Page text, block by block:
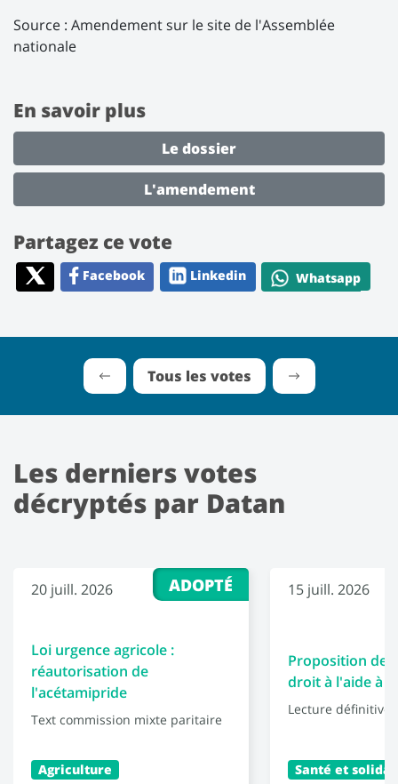
Source : Amendement sur le site de l'Assemblée
nationale
En savoir plus
Le dossier
L'amendement
Partagez ce vote
Facebook Linkedin Whatsapp
Tous les votes
Les derniers votes
décryptés par Datan
ADOPTÉ
20 juill. 2026
Loi urgence agricole :
réautorisation de
l'acétamipride
Text commission mixte paritaire
Agriculture
15 juill. 2026
Proposition de
droit à l'aide à
Lecture définitive
Santé et